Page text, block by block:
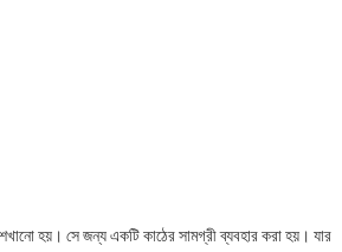
হয়। সে জন্য একটি কাঠের সামগ্রী ব্যবহার করা হয়। যার